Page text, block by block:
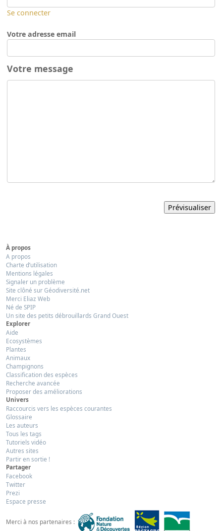
Se connecter
Votre adresse email
Votre message
À propos
A propos
Charte d’utilisation
Mentions légales
Signaler un problème
Site clôné sur Géodiversité.net
Merci Eliaz Web
Né de SPIP
Un site des petits débrouillards Grand Ouest
Explorer
Aide
Ecosystèmes
Plantes
Animaux
Champignons
Classification des espèces
Recherche avancée
Proposer des améliorations
Univers
Raccourcis vers les espèces courantes
Glossaire
Les auteurs
Tous les tags
Tutoriels vidéo
Autres sites
Partir en sortie !
Partager
Facebook
Twitter
Prezi
Espace presse
Merci à nos partenaires :